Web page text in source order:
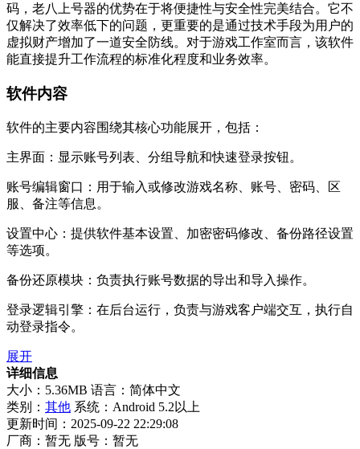
码，老八上号器的优势在于将便捷性与安全性完美结合。它不
仅解决了效率低下的问题，更重要的是通过技术手段为用户的
虚拟财产增加了一道安全防线。对于游戏工作室而言，该软件
能直接提升工作流程的标准化程度和业务效率。
软件内容
软件的主要内容围绕其核心功能展开，包括：
主界面：显示账号列表、分组导航和快速登录按钮。
账号编辑窗口：用于输入或修改游戏名称、账号、密码、区
服、备注等信息。
设置中心：提供软件基本设置、加密密码修改、备份路径设置
等选项。
备份还原模块：负责执行账号数据的导出和导入操作。
登录逻辑引擎：在后台运行，负责与游戏客户端交互，执行自
动登录指令。
展开
详细信息
大小：5.36MB 语言：简体中文
类别： 其他 系统：Android 5.2以上
更新时间：2025-09-22 22:29:08
厂商：暂无 版号：暂无